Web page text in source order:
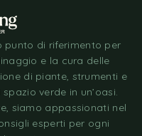
punto di riferimento per
e la cura delle
di piante, strumenti e
verde in un’oasi.
siamo appassionati nel
esperti per ogni